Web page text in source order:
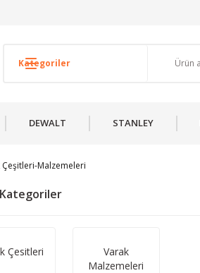
DEWALT STANLEY
Çeşitleri-Malzemeleri
Çesitleri
Varak
Malzemeleri